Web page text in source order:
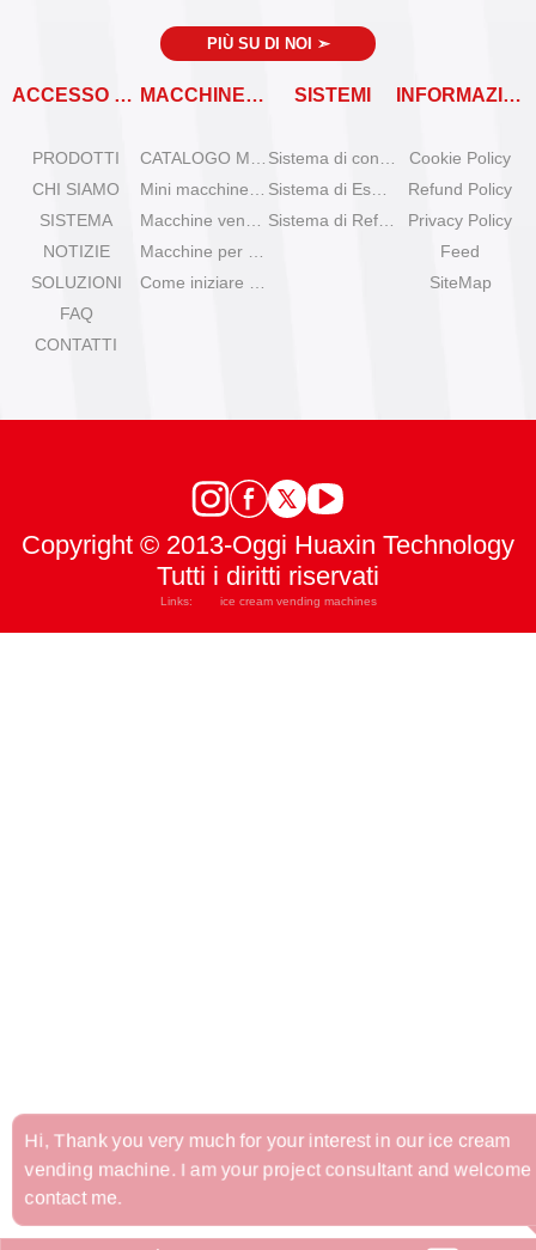
PIÙ SU DI NOI ➣
ACCESSO RAPIDO
PRODOTTI
CHI SIAMO
SISTEMA
NOTIZIE
SOLUZIONI
FAQ
CONTATTI
MACCHINE VENDITRICI SISTEMI INFORMAZIONI
Cookie Policy
Refund Policy
Privacy Policy
Feed
SiteMap
Copyright © 2013-Oggi Huaxin Technology
Tutti i diritti riservati
Links: ice cream vending machines
Hi, Thank you very much for your interest in our ice cream
vending machine. I am your project consultant and welcome
contact me.